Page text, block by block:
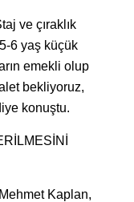
ve çıraklık
6 yaş küçük
emekli olup
bekliyoruz,
konuştu.
Kaplan,